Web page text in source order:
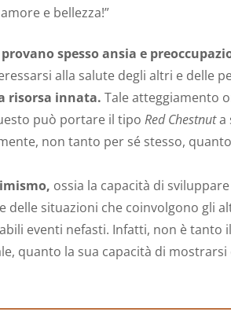
e bellezza!”
spesso ansia e
alla salute degli altri e delle
risorsa innata. Tale atteggiamento
può portare il tipo Red Chestnuta
non tanto per sé stesso,
ossia la capacità di
delle situazioni che coinvolgono gli
eventi nefasti. Infatti, non è tanto il
quanto la sua capacità di